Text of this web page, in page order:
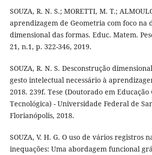
SOUZA, R. N. S.; MORETTI, M. T.;
aprendizagem de Geometria com foco na
dimensional das formas. Educ. Matem.
21, n.1, p. 322-346, 2019.
SOUZA, R. N. S. Desconstrução
gesto intelectual necessário à
2018. 239f. Tese (Doutorado em Educação
Tecnológica) - Universidade Federal de
Florianópolis, 2018.
SOUZA, V. H. G. O uso de vários registros
inequações: Uma abordagem funcional